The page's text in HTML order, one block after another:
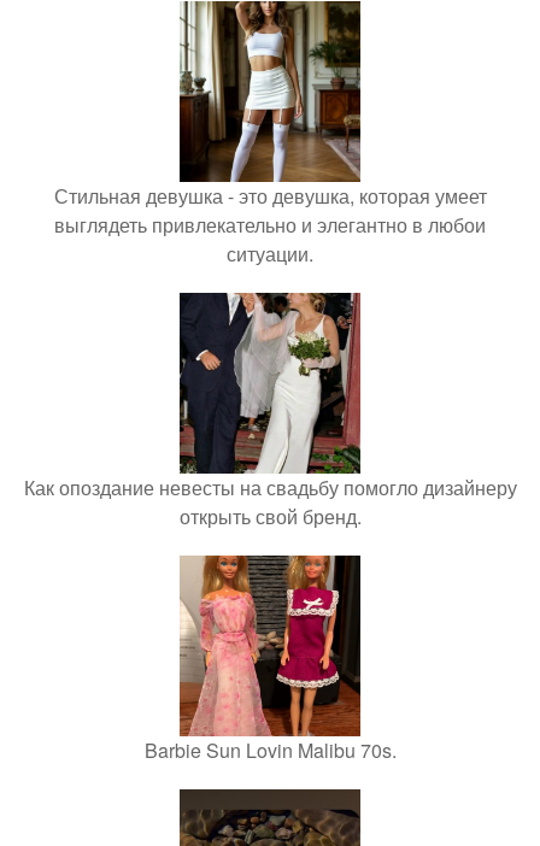
Стильная девушка - это девушка, которая умеет
выглядеть привлекательно и элегантно в любои
ситуации.
Как опоздание невесты на свадьбу помогло дизайнеру
открыть свой бренд.
Barbie Sun Lovin Malibu 70s.